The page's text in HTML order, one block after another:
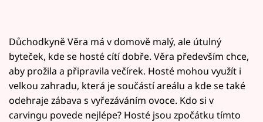
Sledujte nás
Důchodkyně Věra má v domově malý, ale útulný
byteček, kde se hosté cítí dobře. Věra především chce,
aby prožila a připravila večírek. Hosté mohou využít i
velkou zahradu, která je součástí areálu a kde se také
odehraje zábava s vyřezáváním ovoce. Kdo si v
carvingu povede nejlépe? Hosté jsou zpočátku tímto